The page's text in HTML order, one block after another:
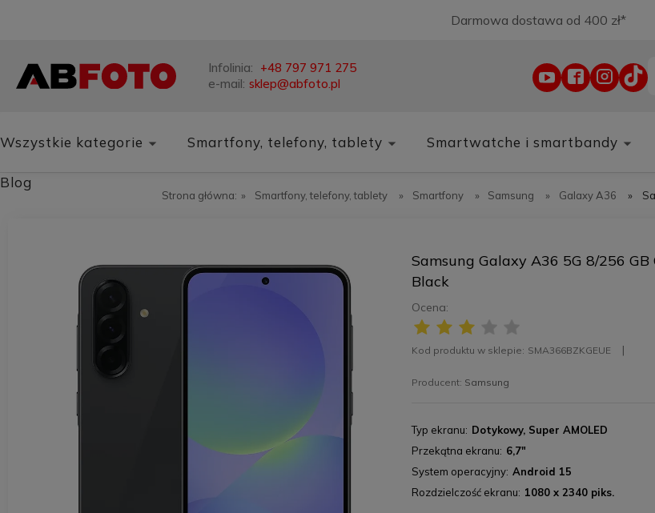
Darmowa dostawa od 400 zł*
Infolinia: +48 797 971 275
e-mail: sklep@abfoto.pl
Wszystkie kategorie Smartfony, telefony, tablety Smartwatche i smartbandy
Blog
Strona główna: » Smartfony, telefony, tablety » Smartfony » Samsung » Galaxy A36 »
Samsung Galaxy A36 5G 8/256 GB
Black
Ocena:
Kod produktu w sklepie: SMA366BZKGEUE
Producent: Samsung
Typ ekranu
Dotykowy, Super AMOLED
Przekątna ekranu
6,7"
System operacyjny Android 15
Rozdzielczość ekranu
1080 x 2340 piks.